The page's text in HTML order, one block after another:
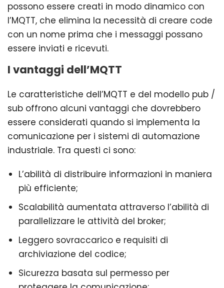
possono essere creati in modo dinamico con
l’MQTT, che elimina la necessità di creare code
con un nome prima che i messaggi possano
essere inviati e ricevuti.
I vantaggi dell’MQTT
Le caratteristiche dell’MQTT e del modello pub /
sub offrono alcuni vantaggi che dovrebbero
essere considerati quando si implementa la
comunicazione per i sistemi di automazione
industriale. Tra questi ci sono:
L’abilità di distribuire informazioni in maniera
più efficiente;
Scalabilità aumentata attraverso l’abilità di
parallelizzare le attività del broker;
Leggero sovraccarico e requisiti di
archiviazione del codice;
Sicurezza basata sul permesso per